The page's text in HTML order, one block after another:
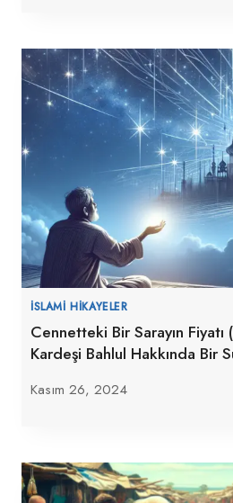
İSLAMI HIKAYELER
Cennetteki Bir Sarayın
Kardeşi Bahlul Hakkında Bir
Kasım 26, 2024